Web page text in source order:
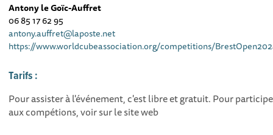
Antony le Goïc-Auffret
06 85 17 62 95
antony.auffret@laposte.net
https://www.worldcubeassociation.org/competitions/
Tarifs :
Pour assister à l'événement, c'est libre et gratuit. Pour
aux compétions, voir sur le site web